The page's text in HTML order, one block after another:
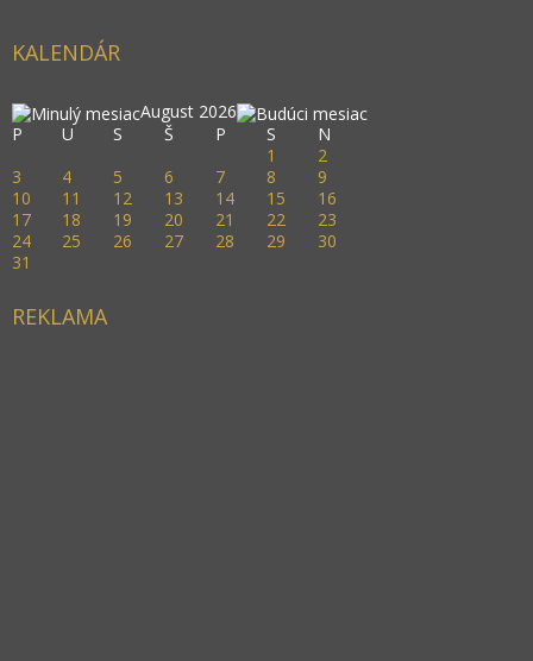
KALENDÁR
August 2026
P
U S Š P S
N
1
2
3
4 5 6 7 8
9
10
11 12 13 14 15
16
17
18 19 20 21 22
23
24
25 26 27 28 29
30
31
REKLAMA